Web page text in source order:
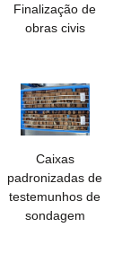
Finalização de
obras civis
Caixas
padronizadas de
testemunhos de
sondagem